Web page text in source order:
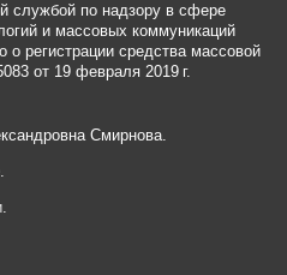
службой по надзору в сфере
и массовых коммуникаций
о регистрации средства массовой
от 19 февраля 2019 г.
Смирнова.